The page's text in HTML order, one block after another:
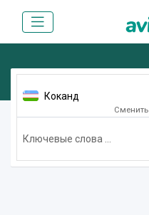
Коканд
Сменить